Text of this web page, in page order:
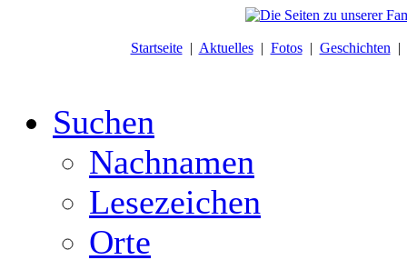
Startseite| Aktuelles| Fotos| Geschichten |
Suchen
Nachnamen
Lesezeichen
Orte